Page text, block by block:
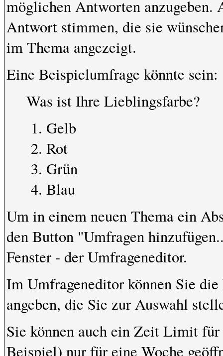
möglichen Antworten anzugeben.
Antwort stimmen, die sie
im Thema angezeigt.
Eine Beispielumfrage könnte sein:
Was ist Ihre Lieblingsfarbe?
Gelb
Rot
Grün
Blau
Um in einem neuen Thema ein
den Button "Umfragen
Fenster - der Umfrageneditor.
Im Umfrageneditor können Sie
angeben, die Sie zur Auswahl
Sie können auch ein Zeit Limit
Beispiel) nur für eine Woche